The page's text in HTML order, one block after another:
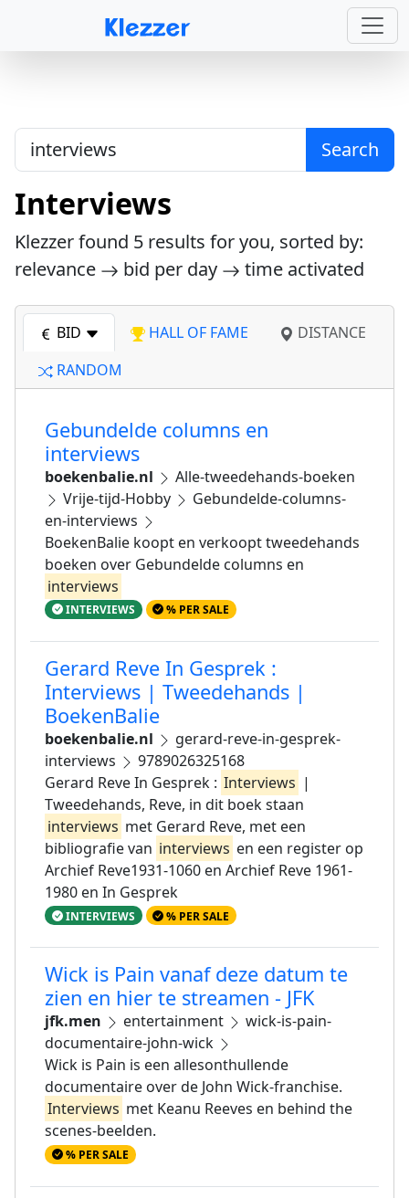
Search
Interviews
Klezzer found 5 results for you, sorted by:
relevance
bid per day time activated
BID HALL OF FAME
DISTANCE
RANDOM
Gebundelde columns en
interviews
boekenbalie.nl
Alle-tweedehands-boeken
Vrije-tijd-Hobby
Gebundelde-columns-
en-interviews
BoekenBalie koopt en verkoopt tweedehands
boeken over Gebundelde columns en
interviews
INTERVIEWS % PER SALE
Gerard Reve In Gesprek :
Interviews | Tweedehands |
BoekenBalie
boekenbalie.nl
gerard-reve-in-gesprek-
interviews
9789026325168
Gerard Reve In Gesprek : Interviews |
Tweedehands, Reve, in dit boek staan
interviews met Gerard Reve, met een
bibliografie van interviews en een register op
Archief Reve1931-1060 en Archief Reve 1961-
1980 en In Gesprek
INTERVIEWS % PER SALE
Wick is Pain vanaf deze datum te
zien en hier te streamen - JFK
jfk.men entertainment
wick-is-pain-
documentaire-john-wick
Wick is Pain is een allesonthullende
documentaire over de John Wick-franchise.
Interviews met Keanu Reeves en behind the
scenes-beelden.
% PER SALE